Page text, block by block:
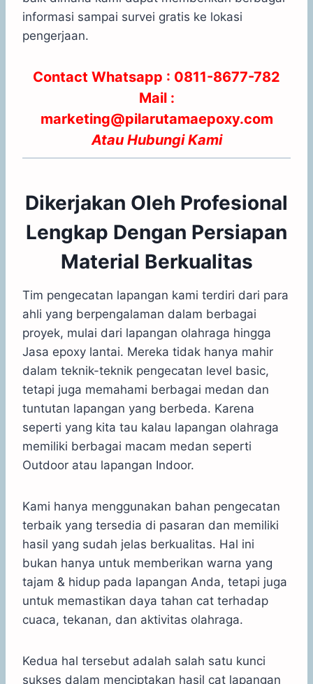
informasi sampai survei gratis ke lokasi
pengerjaan.
Contact Whatsapp : 0811-8677-782
Mail :
marketing@pilarutamaepoxy.com
Atau Hubungi Kami
Dikerjakan Oleh Profesional
Lengkap Dengan Persiapan
Material Berkualitas
Tim pengecatan lapangan kami terdiri dari para
ahli yang berpengalaman dalam berbagai
proyek, mulai dari lapangan olahraga hingga
Jasa epoxy lantai. Mereka tidak hanya mahir
dalam teknik-teknik pengecatan level basic,
tetapi juga memahami berbagai medan dan
tuntutan lapangan yang berbeda. Karena
seperti yang kita tau kalau lapangan olahraga
memiliki berbagai macam medan seperti
Outdoor atau lapangan Indoor.
Kami hanya menggunakan bahan pengecatan
terbaik yang tersedia di pasaran dan memiliki
hasil yang sudah jelas berkualitas. Hal ini
bukan hanya untuk memberikan warna yang
tajam & hidup pada lapangan Anda, tetapi juga
untuk memastikan daya tahan cat terhadap
cuaca, tekanan, dan aktivitas olahraga.
Kedua hal tersebut adalah salah satu kunci
sukses dalam menciptakan hasil cat lapangan